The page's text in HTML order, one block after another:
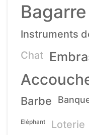
Bagarre
Instruments
Chat
Barbe
Eléphant Loterie